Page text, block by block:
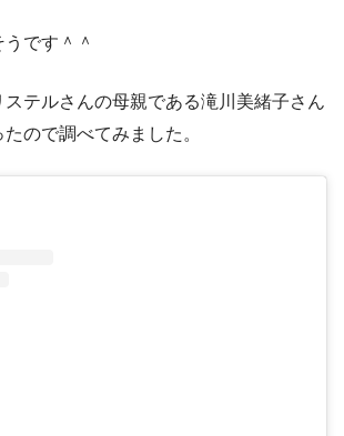
です＾＾
テルさんの母親である滝川美緒子さん
ので調べてみました。